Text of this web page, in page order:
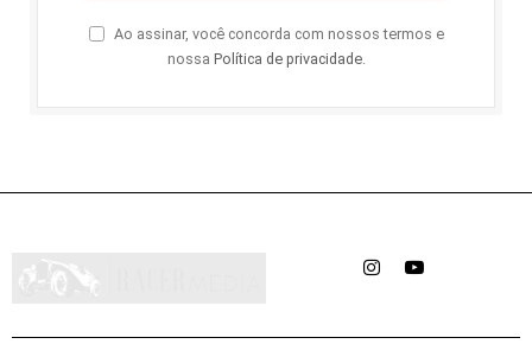
Ao assinar, você concorda com nossos termos e
nossa Política de privacidade.
InstagramYouTube